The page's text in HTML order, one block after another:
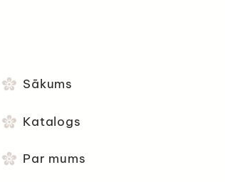
Sākums
Katalogs
Par mums